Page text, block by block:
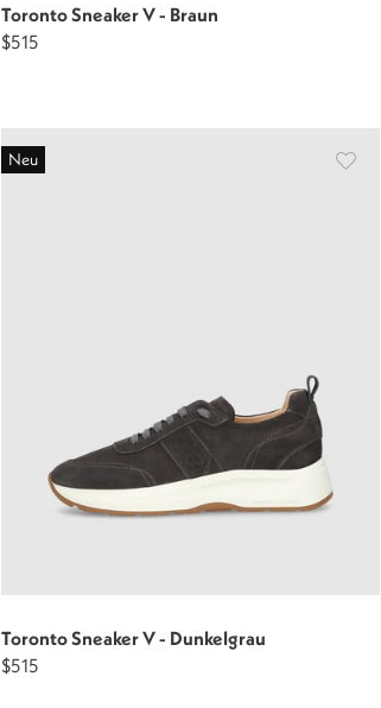
Toronto Sneaker V - Braun
$515
Neu
Toronto Sneaker V - Dunkelgrau
$515